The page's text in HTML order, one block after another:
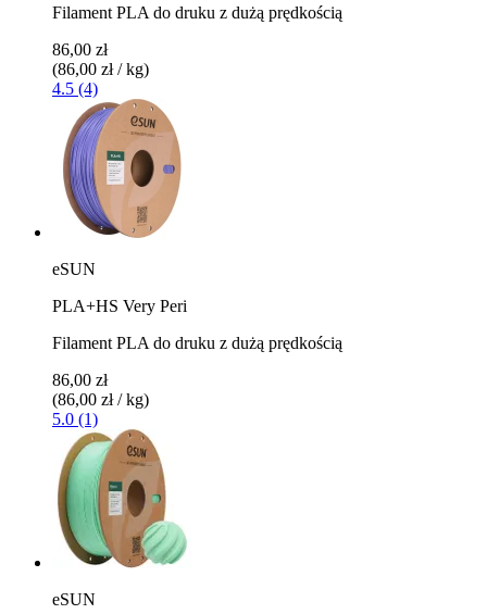
Filament PLA do druku z dużą prędkością
86,00 zł
(86,00 zł / kg)
4.5 (4)
eSUN
PLA+HS Very Peri
Filament PLA do druku z dużą prędkością
86,00 zł
(86,00 zł / kg)
5.0 (1)
eSUN